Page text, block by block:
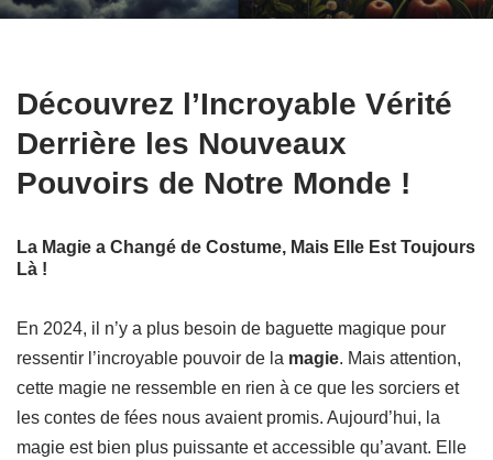
Découvrez l’Incroyable Vérité
Derrière les Nouveaux
Pouvoirs de Notre Monde !
La Magie a Changé de Costume, Mais Elle Est Toujours
Là !
En 2024, il n’y a plus besoin de baguette magique pour
ressentir l’incroyable pouvoir de la magie. Mais attention,
cette magie ne ressemble en rien à ce que les sorciers et
les contes de fées nous avaient promis. Aujourd’hui, la
magie est bien plus puissante et accessible qu’avant. Elle